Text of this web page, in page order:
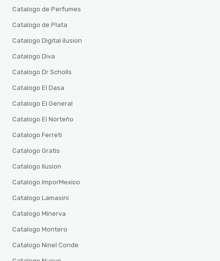
Catalogo de Perfumes
Catalogo de Plata
Catalogo Digital ilusion
Catalogo Diva
Catalogo Dr Scholls
Catalogo El Dasa
Catalogo El General
Catalogo El Norteño
Catalogo Ferreti
Catalogo Gratis
Catalogo Ilusion
Catalogo ImporMexico
Catalogo Lamasini
Catalogo Minerva
Catalogo Montero
Catalogo Ninel Conde